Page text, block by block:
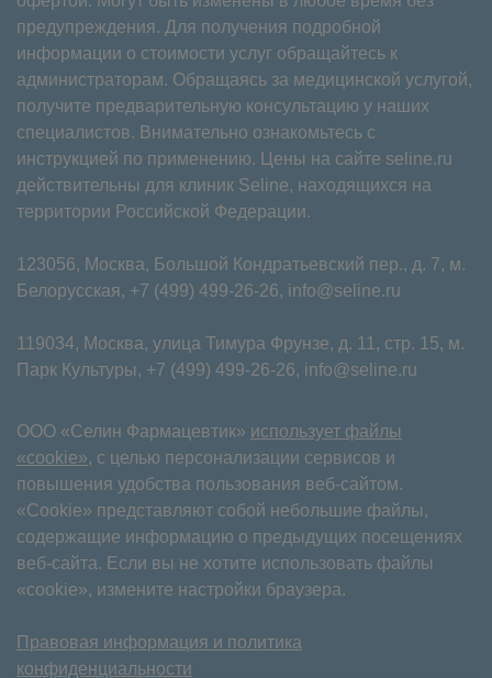
предупреждения. Для получения подробной
информации о стоимости услуг обращайтесь к
администраторам. Обращаясь за медицинской услугой,
получите предварительную консультацию у наших
специалистов. Внимательно ознакомьтесь с
инструкцией по применению. Цены на сайте seline.ru
действительны для клиник Seline, находящихся на
территории Российской Федерации.
123056, Москва, Большой Кондратьевский пер., д. 7, м.
Белорусская, +7 (499) 499-26-26, info@seline.ru
119034, Москва, улица Тимура Фрунзе, д. 11⁠, стр. 15, м.
Парк Культуры, +7 (499) 499-26-26, info@seline.ru
ООО «Селин Фармацевтик» использует файлы
«cookie», с целью персонализации сервисов и
повышения удобства пользования веб-сайтом.
«Cookie» представляют собой небольшие файлы,
содержащие информацию о предыдущих посещениях
веб-сайта. Если вы не хотите использовать файлы
«cookie», измените настройки браузера.
Правовая информация и политика
конфиденциальности